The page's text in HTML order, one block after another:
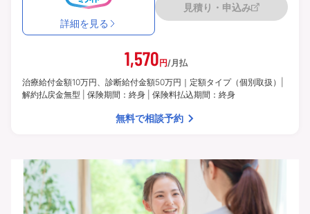
詳細を見る
見積り・申込み
1,570円/月払
治療給付金額10万円、診断給付金額50万円｜定額タイプ（個別取扱）|
解約払戻金無型 | 保険期間：終身 | 保険料払込期間：終身
無料で相談予約